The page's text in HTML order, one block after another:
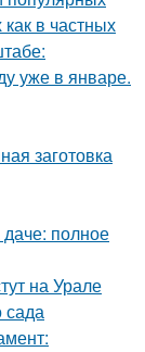
в частных
уже в январе.
заготовка
полное
на Урале
сада